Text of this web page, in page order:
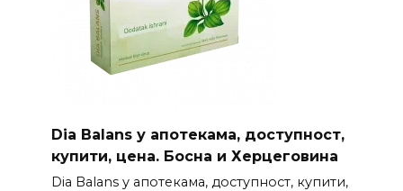
Dia Balans у апотекама, доступност,
купити, цена. Босна и Херцеговина
Dia Balans у апотекама, доступност, купити,